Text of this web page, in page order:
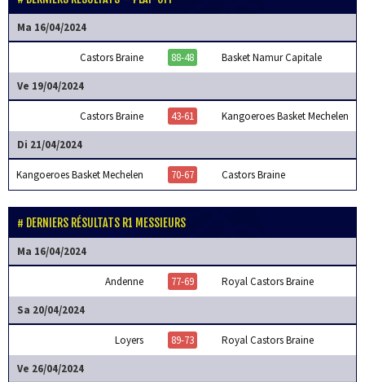
Ma 16/04/2024
Castors Braine 88-48 Basket Namur Capitale
Ve 19/04/2024
Castors Braine 43-61 Kangoeroes Basket Mechelen
Di 21/04/2024
Kangoeroes Basket Mechelen 70-67 Castors Braine
DERNIERS RÉSULTATS R1 MESSIEURS
Ma 16/04/2024
Andenne 77-69 Royal Castors Braine
Sa 20/04/2024
Loyers 89-73 Royal Castors Braine
Ve 26/04/2024